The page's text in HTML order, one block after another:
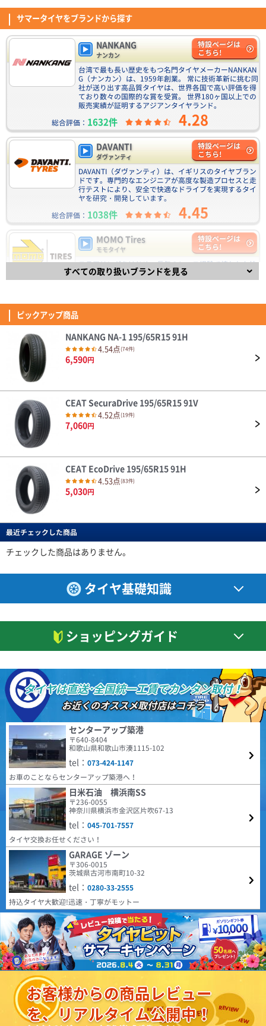
サマータイヤをブランドから探す
NANKANG
ナンカン
台湾で最も長い歴史をもつ名門タイヤメーカーNANKAN
G（ナンカン）は、1959年創業。 常に技術革新に挑む同
社が送り出す高品質タイヤは、世界各国で高い評価を得
ており数々の国際的な賞を受賞。 世界180ヶ国以上での
販売実績が証明するアジアンタイヤランド。
総合評価： 1632件 4.28
特設ページは
こちら!
DAVANTI
ダヴァンティ
DAVANTI（ダヴァンティ）は、イギリスのタイヤブラン
ドです。専門的なエンジニアが高度な製造プロセスと走
行テストにより、安全で快適なドライブを実現するタイ
ヤを研究・開発しています。
総合評価： 1038件 4.45
特設ページは
こちら!
MOMO Tires
モモタイヤ
ステアリングをはじめ、長年のレース経験で培われた技
術と経験を取り入れた自動車パーツで有名なイタリアの
ブランドMOMO(モモ)。
特設ページは
こちら!
FINALIST
ファイナリスト
FINALIST（ファイナリスト）は、【決勝進出者、最終選
考進出者】を意味し、スポーティなドライビングを楽し
めるタイヤです。
OTANI
オータニ
天然ゴム生産高No.1のタイで1964年に創業したブラン
を積極導入し、高品質なタイヤを世界120ヶ国以上で販
売しています。
総合評価：33件
新鋭タイヤブランドです。 2019年にドイツで設計され
た最初の製品をリリースして以来、最新の設備で製造さ
れる高品質な商品群は現地でも受け入れられ、西ヨーロ
総合評価：3件 4.61
シアット
1958年に設立されたCEAT（シアット）は、インドを代
表するタイヤブランドであり、RPGグループのフラッグ
シップカンパニーです。1983年にヨコハマタイヤと提
額15.7億ドルで20位となっており、販売網は世界110ヶ
国以上でワールドクラスの製品とサービスを提供してい
ます。
総合評価：155件 4.48
ENVOY
エンボイ
ENVOY（エンボイ）は、比類のない価値と品質を世界市
場に提供するべく、2024年に誕生した革新的なタイヤブ
ランドです。 ヨーロッパで設計・開発されたタイヤは、
モダンなトレッドパターンをラインナップに取り揃え、
すべての人により高い価値をもたらすことに絶えず注力
しています。
総合評価：21件
COOPER
クーパー
COOPER TIRES（クーパー・タイヤ) は1914年にアメリ
カで設立され、乗用車向けラジアルタイヤやSUV用タイ
ヤの製造・販売を行っています。本社はオハイオ州フィ
ンドレーに所在し、100年以上の歴史を持つタイヤメー
カーです。同社はグッドイヤーのチームとなっていま
す。
総合評価：181件 4.59
こちら!
HIFLY
ハイフライ
北米、ヨーロッパをはじめ世界各国で販売されている人
気ブランドHIFLY。 アメリカ合衆国運輸省の認定規格で
あるDOTをはじめ、欧州など各国の基準、規定に合格し
ています。
特設ページは
こちら!
すべての取り扱いブランドを見る
ピックアップ商品
DAVANTI ECOURA HP1 195/65R15 91H
4.40点(11件)
7,110円
NANKANG NA-1 195/65R15 91H
4.54点(74件)
6,590円
CEAT SecuraDrive 195/65R15 91V
4.52点(19件)
7,060円
CEAT EcoDrive 195/65R15 91H
4.53点 (83件)
5,030円
DAVANTI ECOURA HP1 195/65R15 91H
4.40点
NANKANG NA-1 195/65R15 91H
4.54点(74件)
6,590円
CEAT SecuraDrive 195/65R15 91V
4.52点(19件)
7,060円
CEAT EcoDrive 195/65R15 91H
4.53点(83件)
5,030円
DAVANTI ECOURA HP1 195/65R15 91H
4.40点
7,110円
NANKANG NA-1 195/65R15 91H
6,590円
最近チェックした商品
チェックした商品はありません。
タイヤ基礎知識
ショッピングガイド
タイヤは直送･全国統一工賃でカンタン取付！
お近くのオススメ取付店はコチラ
センターアップ築港
〒640-8404
和歌山県和歌山市湊1115-102
tel： 073-424-1147
お車のことならセンターアップ築港へ！
日米石油 横浜南SS
〒236-0055
神奈川県横浜市金沢区片吹67-13
tel： 045-701-7557
タイヤ交換お任せください！
GARAGE ゾーン
〒306-0015
茨城県古河市南町10-32
tel： 0280-33-2555
持込タイヤ大歓迎!迅速・丁寧がモットー
お客様からの商品レビュー
を、リアルタイム公開中！
側辺りからヒビが入り出したことです。 昨今の真夏の高温に紫外線量なら
仕方ないのかなと… ちなみにタイヤ側面は紫外線ガードのスプレーを塗布
しているので全然大丈夫でした。
(5.00点)Tさん
ENVOY MOTIVA UHP 255/35R20 97Y XL
装着して100キロ程走行しました。静粛性、乗り心地、ハンドリング性能も
想像以上に良かったです。4本購入し今回はフロントに245/35r20、リアに
255/35r20を履かせました。またサイドウォール骨格も2プライで、かなり
コスパは高いように感じます。
(4.50点)ノボルくんさん
DUNLOP DIREZZA DZ102 205/45R17 84W
9月の値上げ前に交換しました、コストパフォーマンスがとても良く面白い
タイヤではないかと思います
(5.00点)
ko0*******さん
ENVOY TORDERA H/T 225/60R18 104V XL
タイヤ交換して日は経ってませんが ドライ性能はいいと思います。 以前は
MICHELIN CROSSCLIMATE SUVを装着していましたが、あまり変わりなく
問題ないと思います。 ロードノイズに関しては若干気になるかなーとは思
いますが 概ね問題ありません。音楽をかけていれば気にならないかと。 耐
久性は分かりませんが、値段の安さを考えたら良い商品だと思います。
(4.42点)hir*******さん
ENVOY MOTIVA UHP 255/35R19 96Y XL
純正のPOTENZAランフラットがパンクし緊急で交換。 当然ステアリングは
軽い方向に変化したものの 空気圧を合わせていくと軽快さとしっとりした
乗り心地・グリップ感が快適に感じた。 新東名120km区間での追い越しや
峠道でも不安な場面は無かった。 ライフは不明だが、合計で十数万になる
純正タイヤに比べ価格もかなり安いため余裕を持った早めの交換を心掛けた
い。
(5.00点)jun5さん
DUNLOP DIREZZA DZ102 235/40R18 91W
交換して100Kほどで晴れの日にしか乗れていませんが、静粛性/乗り心地に
満足です。 同一ブランドの同じ銘柄の国内向けに比べ半額以下の価格で、
Verthandi VM-S27 15x6.0 45 114.3x5 MGR
安価でデザインも気に入りました。
(4.07点)ae8*******さん
ENVOY ATERNA 155/65R14 75T
耐久性はこれから。 見た目は良いよ
(4.57点) ひろさん
ZEETEX HP6000 ECO 205/45R17 88W XL
本日タイヤが届きましたので早速交換していただき走行してみましたが、ま
ず乗り出してすぐ感じたのが転がり抵抗がちょっとあるかなってのが第一印
象でした。 以前付けてたタイヤの時よりちょっと踏み込まないと前に進ま
ない感じでした。 それと高速走行時に少しロードノイズ音が聞こえるなっ
ても感じました。 乗り心地は抜群に良かったです。
(4.71点)cad*******さん
MOMO M-300 245/45R20.Z 103Y XL
以前使っていた１８インチホイールから ２０インチへアップし、それに伴
い４５タイヤに変えました。 タイヤが薄くなった分、乗り心地が少し犠牲
になりましたが 見た目は凄くカッコよくなり満足してます。 ２０インチだ
とタイヤ代だけで普通は高額になりますが おもったほど高くなくリーズナ
ブルでお得感を感じてます。 この金額ならすり減ったらすぐ交換したいと
思います。 いい買い物ができた。
(4.50点)しんいちさん
MINERVA F205 205/40R18 86Y XL
ミネルバのリピートです！ 前回は17インチ、今回は18インチを購入しまし
あるし、ドライでのグリップも満足できる。 何より耐久性あるのもポイン
トです。 高級なタイヤなら当然かもしれないけど、安いのに十分満足でき
るのが素晴らしいです。 本当にコスパの良いタイヤだと思います！
(4.14点)
rol*******さん
BRIDGESTONE TECHNO SPORTS 225/45R18 95V XL
(4.57点)r.y*******さん
ENVOY MOTIVA UHP 245/45R20 103Y XL
走行500キロ程度でのレビュー 以前のタイヤ RADAR Dimax R8+ ドライ性
能 全く問題なしです。 ウェット性能 未走行なので、★一つマイナスし
ました。 高速性能 制限速度＋αで走行しても全く問題無しです。 静粛性
以前のタイヤよりかなり静かに感じます。 高速道路でも、走行音が気
になることはありませんでした。 乗り心地 以前のタイヤより柔らかく感
じ、乗り心地は良くなったと感じます。 燃費性能、ライフについては、こ
れからなので こちらも★一つマイナスしました。 気になった点 ・他のレ
ビューでもありましたが、まだ馴染んでいないためか、 装着２日で約１
０％程、空気圧が低下しました。 再調整して様子を見たいと思います。
・ホイールウェイトがこれまでよりかなり多めに感じました。 取付条
件や個体差もあると思うので、こちらも今後の状態を見ていきたいです。
(4.50点)qqs*******さん
GOODYEAR EfficientGrip ECO EG02 175/65R15 84H
全般的に満足しています。以前より静かだし、乗り心地も良いです。転がり
抵抗は小さいと感じます。
(5.00点)かじっさん
ARMSTRONG BLU-TRAC PC 185/65R15 88H
車検が近く履き替えました。４ヶ月経ちましたが普通に乗るには問題無いの
で次も有りかと思います。
(5.00点)デラックスさん
RADAR Dimax ICE 205/60R16 96T XL ｽﾀｯﾄﾞﾚｽ
日常の使用に問題なし。ピッタリと地面を感じるので安心して運転できま
す。
(4.29点)mak*******さん
MINERVA ECOSPEED2 SUV 215/60R17 100V XL
購入から約1年装着した感想です。 車種はマツダMPV。 装着から約1.0万
キロ走っています。性能に問題が無くコスパから考えても優れたタイヤだと
思います。1点気になる点が燃費が少し悪くなったのかな？と感じます。空
気圧等で少しは燃費が良くなるのでしょうか。
(4.43点)hir*******さん
GOODYEAR EfficientGrip Comfort 195/45R17 81W
街乗りで不満は無いと思う。 乗り心地は良い、ロードノイズは静か 生産国
は日本製でこの値段なら文句は無いと思う。
(5.00点)
EMBELY S12 14x4.5 45 100x4 GM
早くて良かった。